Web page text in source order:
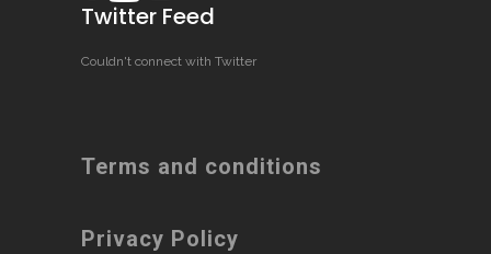
Twitter Feed
Couldn't connect with Twitter
Terms and conditions
Privacy Policy